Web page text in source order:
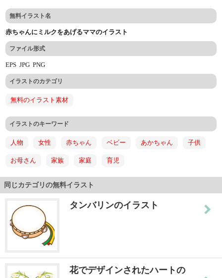
無料イラスト名
赤ちゃんにミルクをあげるママのイラスト
ファイル形式
EPSJPGPNG
イラストのカテゴリ
無料のイラスト素材
イラストのキーワード
人物 女性 赤ちゃん ベビー あかちゃん 子供
お母さん 家族 家庭 育児
同じカテゴリの無料イラスト
タンバリンのイラスト
花でデザインされたハートの